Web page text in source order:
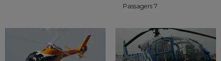
Passagers 7